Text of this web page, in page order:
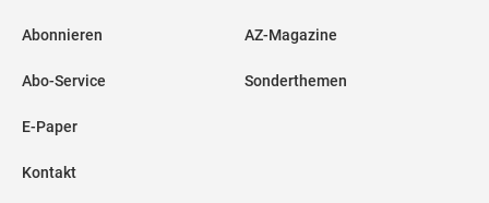
Abonnieren
Abo-Service
E-Paper
Kontakt
AZ-Magazine
Sonderthemen